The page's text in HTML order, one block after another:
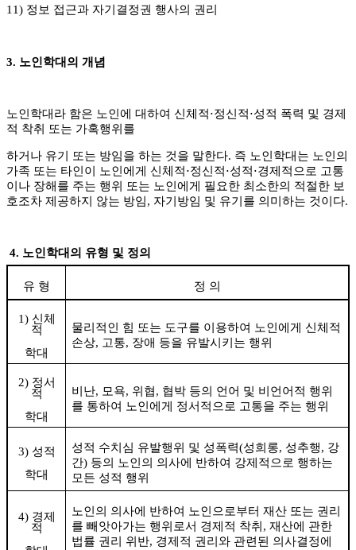
11) 정보 접근과 자기결정권 행사의 권리
3. 노인학대의 개념
노인학대라 함은 노인에 대하여 신체적⋅정신적⋅성적 폭력 및 경제
적 착취 또는 가혹행위를
하거나 유기 또는 방임을 하는 것을 말한다. 즉 노인학대는 노인의
가족 또는 타인이 노인에게 신체적⋅정신적⋅성적⋅경제적으로 고통
이나 장해를 주는 행위 또는 노인에게 필요한 최소한의 적절한 보
호조차 제공하지 않는 방임, 자기방임 및 유기를 의미하는 것이다.
4. 노인학대의 유형 및 정의
유 형 정 의
1) 신체
적
학대
물리적인 힘 또는 도구를 이용하여 노인에게 신체적
손상, 고통, 장애 등을 유발시키는 행위
2) 정서
적
학대
비난, 모욕, 위협, 협박 등의 언어 및 비언어적 행위
를 통하여 노인에게 정서적으로 고통을 주는 행위
3) 성적
학대
성적 수치심 유발행위 및 성폭력(성희롱, 성추행, 강
간) 등의 노인의 의사에 반하여 강제적으로 행하는
모든 성적 행위
4) 경제
적
노인의 의사에 반하여 노인으로부터 재산 또는 권리
를 빼앗아가는 행위로서 경제적 착취 , 재산에 관한
법률 권리 위반, 경제적 권리와 관련된 의사결정에